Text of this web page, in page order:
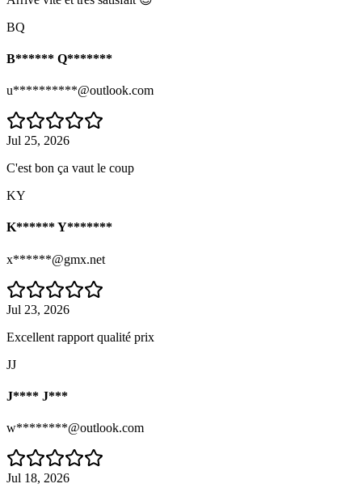
BQ
B****** Q*******
u**********@outlook.com
Jul 25, 2026
C'est bon ça vaut le coup
KY
K****** Y*******
x******@gmx.net
Jul 23, 2026
Excellent rapport qualité prix
JJ
J**** J***
w********@outlook.com
Jul 18, 2026